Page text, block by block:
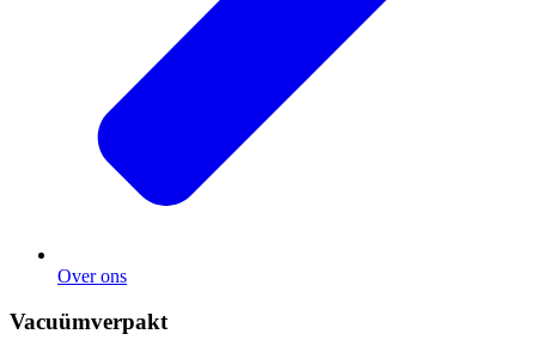
Over ons
Vacuümverpakt